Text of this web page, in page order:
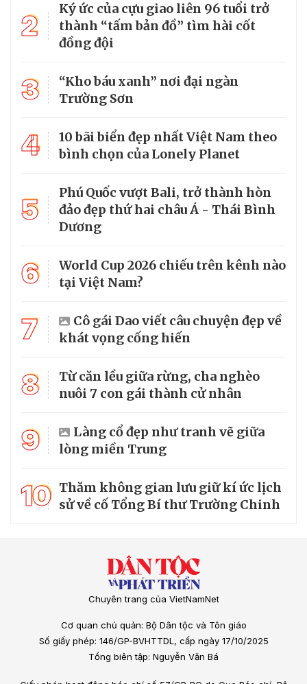
2
Ký ức của cựu giao liên 96 tuổi trở
thành “tấm bản đồ” tìm hài cốt
đồng đội
3
“Kho báu xanh” nơi đại ngàn
Trường Sơn
4
10 bãi biển đẹp nhất Việt Nam theo
bình chọn của Lonely Planet
5
Phú Quốc vượt Bali, trở thành hòn
đảo đẹp thứ hai châu Á - Thái Bình
Dương
6
World Cup 2026 chiếu trên kênh nào
tại Việt Nam?
7
Cô gái Dao viết câu chuyện đẹp về
khát vọng cống hiến
8
Từ căn lều giữa rừng, cha nghèo
nuôi 7 con gái thành cử nhân
9
Làng cổ đẹp như tranh vẽ giữa
lòng miền Trung
10 Thăm không gian lưu giữ kí ức lịch
sử về cố Tổng Bí thư Trường Chinh
Chuyên trang của VietNamNet
Cơ quan chủ quản: Bộ Dân tộc và Tôn giáo
Số giấy phép: 146/GP-BVHTTDL, cấp ngày 17/10/2025
Tổng biên tập: Nguyễn Văn Bá